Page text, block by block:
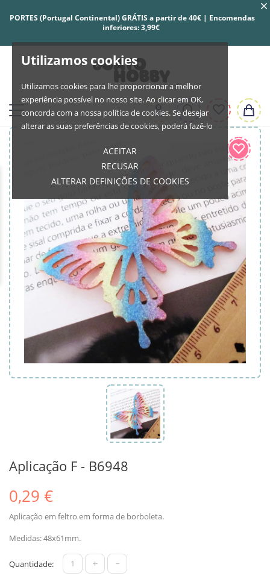
Utilizamos cookies
Utilizamos cookies para lhe proporcionar a melhor
experiência possível no nosso site. Ao clicar em OK,
concorda com a nossa política de cookies. Se desejar
alterar as suas preferências de cookies, poderá fazê-lo
ACEITAR
RECUSAR
ALTERAR DEFINIÇÕES DE COOKIES
PORTES (Portugal Continental) GRÁTIS a partir de 40€ | Encomendas
inferiores: 3,99€
Aplicação F - B6948
0,29 €
Aplicação em feltro em forma de borboleta.
Medidas: 48x61mm.
Quantidade: + -